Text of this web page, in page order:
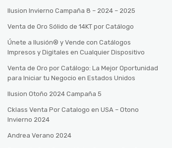
Ilusion Invierno Campaña 8 – 2024 – 2025
Venta de Oro Sólido de 14KT por Catálogo
Únete a Ilusión® y Vende con Catálogos
Impresos y Digitales en Cualquier Dispositivo
Venta de Oro por Catálogo: La Mejor Oportunidad
para Iniciar tu Negocio en Estados Unidos
Ilusion Otoño 2024 Campaña 5
Cklass Venta Por Catalogo en USA – Otono
Invierno 2024
Andrea Verano 2024